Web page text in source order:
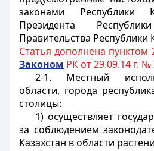
законами Республики
Президента
Правительства Республики
Статья дополнена пунктом
Законом РК от 29.09.14 г. №
2-1. Местный
области, города
столицы:
1) осуществляет
за соблюдением
Казахстан в области